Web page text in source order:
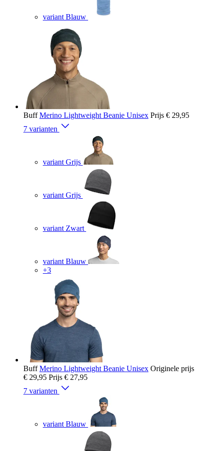
variant Blauw
Buff Merino Lightweight Beanie Unisex Prijs € 29,95
7 varianten
variant Grijs
variant Grijs
variant Zwart
variant Blauw
+3
Buff Merino Lightweight Beanie Unisex Originele prijs
€ 29,95 Prijs € 27,95
7 varianten
variant Blauw